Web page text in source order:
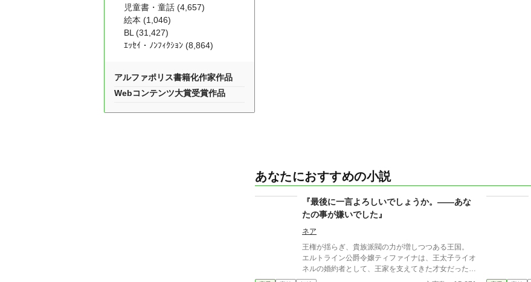
あなたにおすすめの小説
『最後に一言よろしいでしょうか。――あな
たの事が嫌いでした』
ネア
王権が揺らぎ、貴族派閥の力が増しつつある王国。
エルトライン公爵令嬢ティファイナは、王太子ライオ
ネルの婚約者として、王家を支えてきた才女だった。
けれど、春の舞踏会の夜。 大勢の貴族が見守る中、
児童書・童話 (4,657)
絵本 (1,046)
BL (31,427)
ｴｯｾｲ・ﾉﾝﾌｨｸｼｮﾝ (8,864)
アルファポリス書籍化作家作品
Webコンテンツ大賞受賞作品